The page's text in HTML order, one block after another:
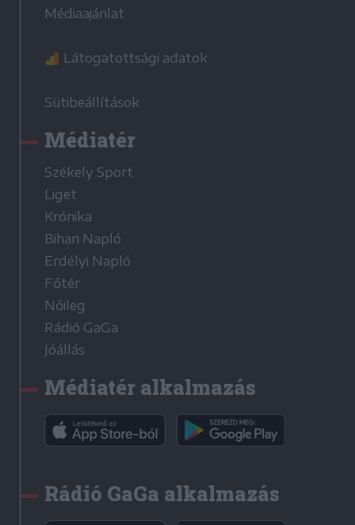
Médiaajánlat
Látogatottsági adatok
Sütibeállítások
Médiatér
Székely Sport
Liget
Krónika
Bihari Napló
Erdélyi Napló
Főtér
Nőileg
Rádió GaGa
Jóállás
Médiatér alkalmazás
Rádió GaGa alkalmazás